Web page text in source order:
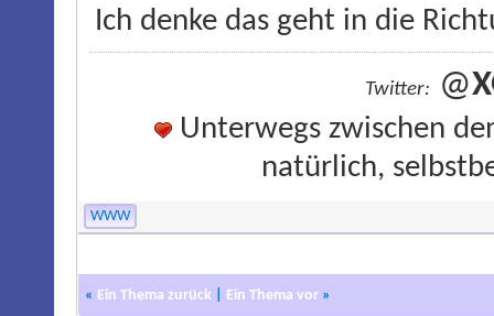
Ich denke das geht in die
Twitter: @
Unterwegs zwischen
natürlich,
WWW
« Ein Thema zurück Ein Thema vor »